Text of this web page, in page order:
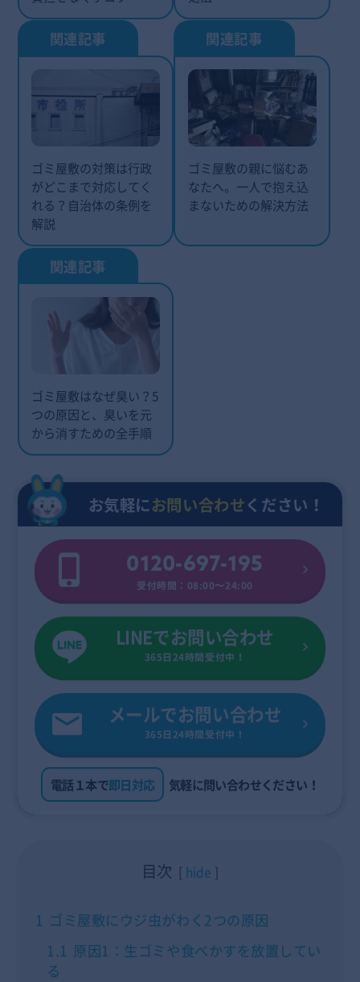
ゴミ屋敷の対策は行政
がどこまで対応してく
れる？自治体の条例を
解説
ゴミ屋敷の親に悩むあ
なたへ。一人で抱え込
まないための解決方法
ゴミ屋敷はなぜ臭い？5
つの原因と、臭いを元
から消すための全手順
お気軽にお問い合わせください！
0120-697-195
受付時間：08:00〜24:00
LINEでお問い合わせ
365日24時間受付中！
メールでお問い合わせ
365日24時間受付中！
電話１本で即日対応 気軽に問い合わせください！
目次 hide
1 ゴミ屋敷にウジ虫がわく2つの原因
1.1 原因1：生ゴミや食べかすを放置してい
る